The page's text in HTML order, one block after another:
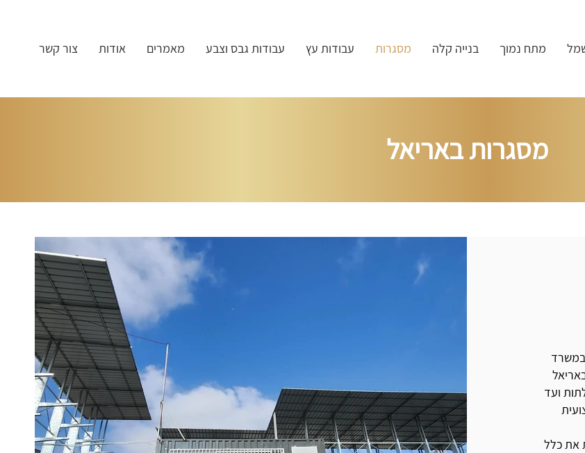
מתח נמוך בנייה קלה מסגרות עבודות עץ עבודות גבס וצבע מאמרים אודות צור קשר
מסגרות באריאל
ועד
את כלל